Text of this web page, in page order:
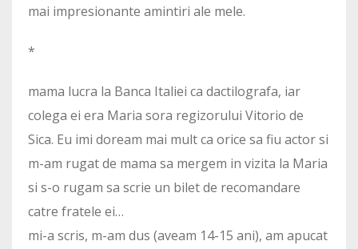
mai impresionante amintiri ale mele.
*
mama lucra la Banca Italiei ca dactilografa, iar
colega ei era Maria sora regizorului Vitorio de
Sica. Eu imi doream mai mult ca orice sa fiu actor si
m-am rugat de mama sa mergem in vizita la Maria
si s-o rugam sa scrie un bilet de recomandare
catre fratele ei…
mi-a scris, m-am dus (aveam 14-15 ani), am apucat